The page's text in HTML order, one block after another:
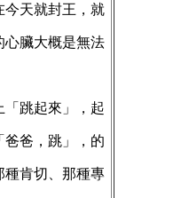
天就封王，就
心臟大概是無法
跳起來」，起
爸爸，跳」，的
種肯切、那種專